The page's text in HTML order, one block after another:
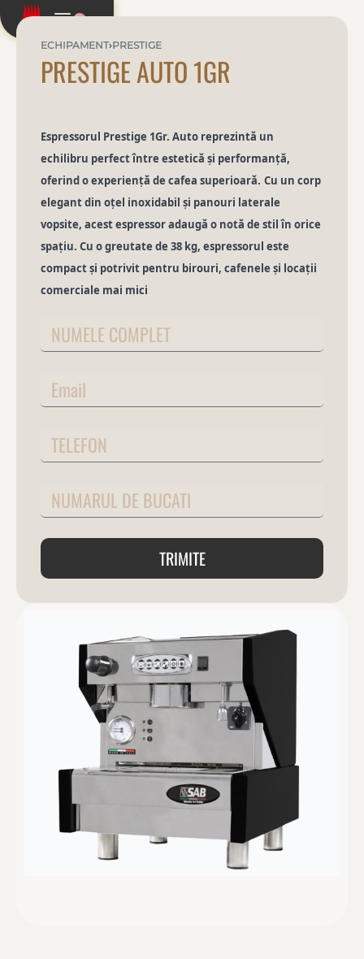
ECHIPAMENT›PRESTIGE
PRESTIGE AUTO 1GR
Espressorul Prestige 1Gr. Auto reprezintă un
echilibru perfect între estetică și performanță,
oferind o experiență de cafea superioară. Cu un corp
elegant din oțel inoxidabil și panouri laterale
vopsite, acest espressor adaugă o notă de stil în orice
spațiu. Cu o greutate de 38 kg, espressorul este
compact și potrivit pentru birouri, cafenele și locații
comerciale mai mici
TRIMITE